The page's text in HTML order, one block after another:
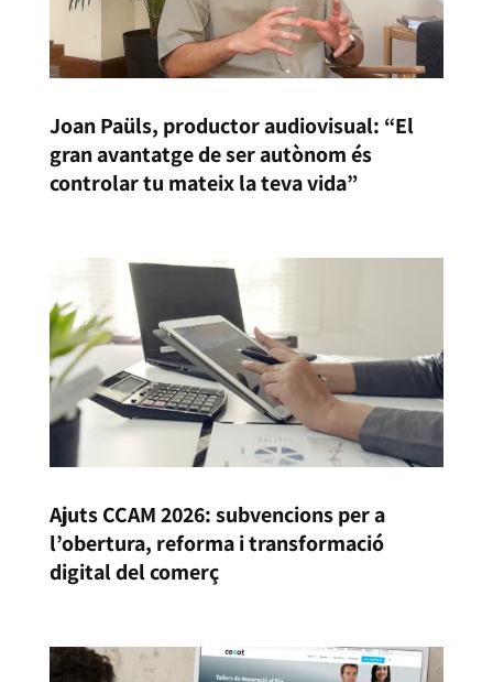
Joan Paüls, productor audiovisual: “El
gran avantatge de ser autònom és
controlar tu mateix la teva vida”
Ajuts CCAM 2026: subvencions per a
l’obertura, reforma i transformació
digital del comerç